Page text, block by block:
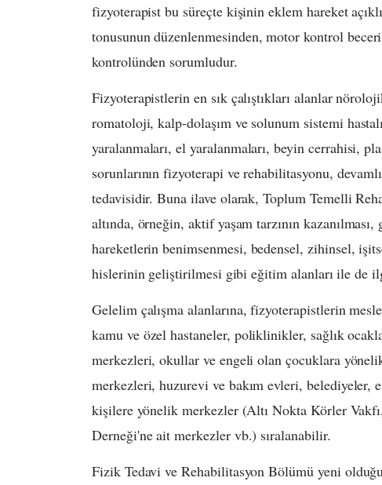
fizyoterapist bu süreçte kişinin eklem hareket
tonusunun düzenlenmesinden, motor kontrol
kontrolünden sorumludur.
Fizyoterapistlerin en sık çalıştıkları alanlar
romatoloji, kalp-dolaşım ve solunum sistemi
yaralanmaları, el yaralanmaları, beyin cerrahisi,
sorunlarının fizyoterapi ve rehabilitasyonu,
tedavisidir. Buna ilave olarak, Toplum Temelli
altında, örneğin, aktif yaşam tarzının
hareketlerin benimsenmesi, bedensel, zihinsel,
hislerinin geliştirilmesi gibi eğitim alanları ile de
Gelelim çalışma alanlarına, fizyoterapistlerin
kamu ve özel hastaneler, poliklinikler, sağlık
merkezleri, okullar ve engeli olan çocuklara
merkezleri, huzurevi ve bakım evleri, belediyeler,
kişilere yönelik merkezler (Altı Nokta Körler
Derneği'ne ait merkezler vb.) sıralanabilir.
Fizik Tedavi ve Rehabilitasyon Bölümü yeni